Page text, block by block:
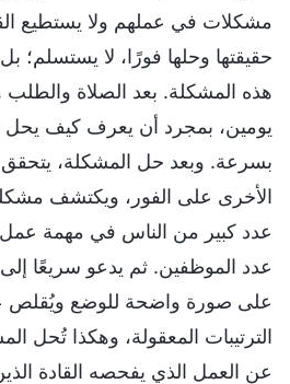
مشكلات في عملهم ولا يستطيع
حقيقتها وحلها فورًا، لا
هذه المشكلة. بعد الصلاة والطلب
يومين، بمجرد أن يعرف كيف يحل
بسرعة. وبعد حل المشكلة،
الأخرى على الفور، ويكتشف
عدد كبير من الناس في مهمة
عدد الموظفين. ثم يدعو سريعًا
على صورة واضحة للوضع ويُقلص
الترتيبات المعقولة، وهكذا تُحل
عن العمل الذي يفحصه القادة